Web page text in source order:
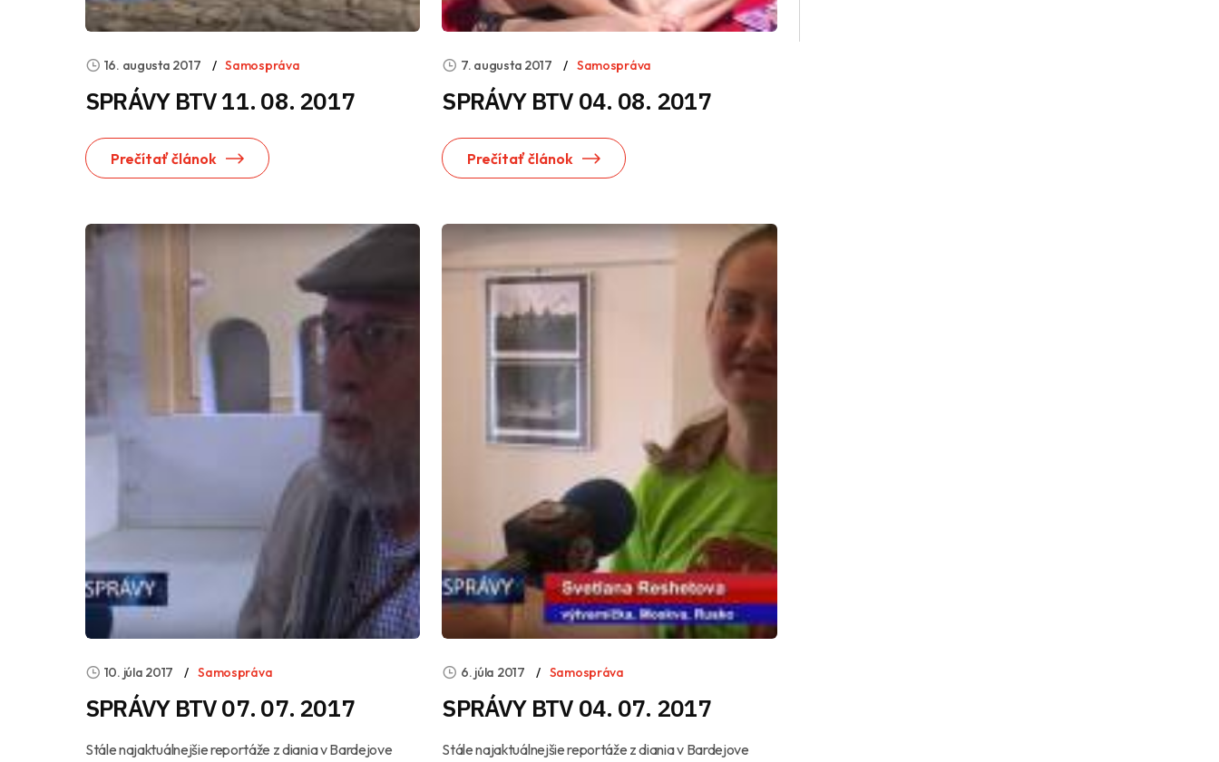
16. augusta 2017 Samospráva
SPRÁVY BTV 11. 08. 2017
Prečítať článok
7. augusta 2017 Samospráva
SPRÁVY BTV 04. 08. 2017
Prečítať článok
10. júla 2017 Samospráva
SPRÁVY BTV 07. 07. 2017
Stále najaktuálnejšie reportáže z diania v Bardejove
6. júla 2017 Samospráva
SPRÁVY BTV 04. 07. 2017
Stále najaktuálnejšie reportáže z diania v Bardejove